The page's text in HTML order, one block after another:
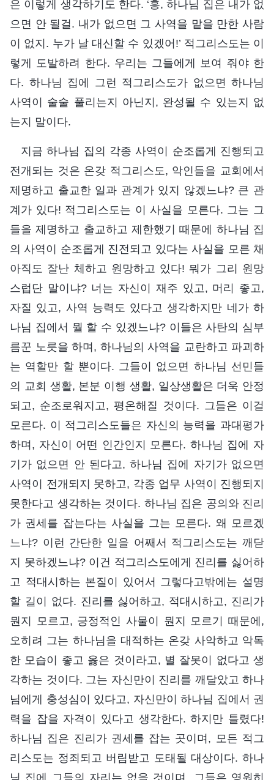
은 이렇게 생각하기도 한다. ‘흥, 하나님 집은 내가 없
으면 안 될걸. 내가 없으면 그 사역을 맡을 만한 사람
이 없지. 누가 날 대신할 수 있겠어!’ 적그리스도는 이
렇게 도발하려 한다. 우리는 그들에게 보여 줘야 한
다. 하나님 집에 그런 적그리스도가 없으면 하나님
사역이 술술 풀리는지 아닌지, 완성될 수 있는지 없
는지 말이다.
지금 하나님 집의 각종 사역이 순조롭게 진행되고
전개되는 것은 온갖 적그리스도, 악인들을 교회에서
제명하고 출교한 일과 관계가 있지 않겠느냐? 큰 관
계가 있다! 적그리스도는 이 사실을 모른다. 그는 그
들을 제명하고 출교하고 제한했기 때문에 하나님 집
의 사역이 순조롭게 진전되고 있다는 사실을 모른 채
아직도 잘난 체하고 원망하고 있다! 뭐가 그리 원망
스럽단 말이냐? 너는 자신이 재주 있고, 머리 좋고,
자질 있고, 사역 능력도 있다고 생각하지만 네가 하
나님 집에서 뭘 할 수 있겠느냐? 이들은 사탄의 심부
름꾼 노릇을 하며, 하나님의 사역을 교란하고 파괴하
는 역할만 할 뿐이다. 그들이 없으면 하나님 선민들
의 교회 생활, 본분 이행 생활, 일상생활은 더욱 안정
되고, 순조로워지고, 평온해질 것이다. 그들은 이걸
모른다. 이 적그리스도들은 자신의 능력을 과대평가
하며, 자신이 어떤 인간인지 모른다. 하나님 집에 자
기가 없으면 안 된다고, 하나님 집에 자기가 없으면
사역이 전개되지 못하고, 각종 업무 사역이 진행되지
못한다고 생각하는 것이다. 하나님 집은 공의와 진리
가 권세를 잡는다는 사실을 그는 모른다. 왜 모르겠
느냐? 이런 간단한 일을 어째서 적그리스도는 깨닫
지 못하겠느냐? 이건 적그리스도에게 진리를 싫어하
고 적대시하는 본질이 있어서 그렇다고밖에는 설명
할 길이 없다. 진리를 싫어하고, 적대시하고, 진리가
뭔지 모르고, 긍정적인 사물이 뭔지 모르기 때문에,
오히려 그는 하나님을 대적하는 온갖 사악하고 악독
한 모습이 좋고 옳은 것이라고, 별 잘못이 없다고 생
각하는 것이다. 그는 자신만이 진리를 깨달았고 하나
님에게 충성심이 있다고, 자신만이 하나님 집에서 권
력을 잡을 자격이 있다고 생각한다. 하지만 틀렸다!
하나님 집은 진리가 권세를 잡는 곳이며, 모든 적그
리스도는 정죄되고 버림받고 도태될 대상이다. 하나
님 집에 그들의 자리는 없을 것이며, 그들은 영원히